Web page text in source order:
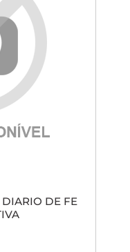
DE FE